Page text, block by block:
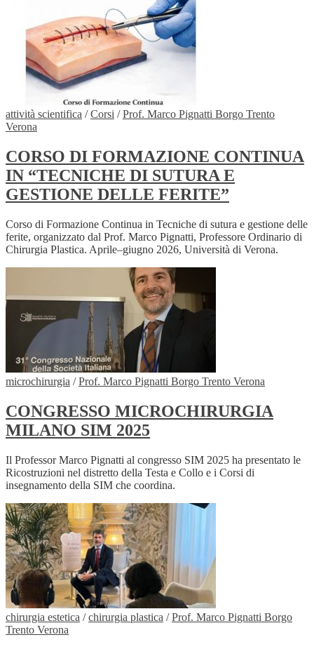
attività scientifica /Corsi /Prof. Marco Pignatti Borgo Trento
Verona
CORSO DI FORMAZIONE CONTINUA
IN “TECNICHE DI SUTURA E
GESTIONE DELLE FERITE”
Corso di Formazione Continua in Tecniche di sutura e gestione delle
ferite, organizzato dal Prof. Marco Pignatti, Professore Ordinario di
Chirurgia Plastica. Aprile–giugno 2026, Università di Verona.
microchirurgia /Prof. Marco Pignatti Borgo Trento Verona
CONGRESSO MICROCHIRURGIA
MILANO SIM 2025
Il Professor Marco Pignatti al congresso SIM 2025 ha presentato le
Ricostruzioni nel distretto della Testa e Collo e i Corsi di
insegnamento della SIM che coordina.
chirurgia estetica /chirurgia plastica /Prof. Marco Pignatti Borgo
Trento Verona